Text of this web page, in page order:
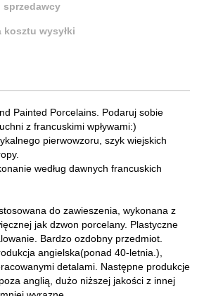
sprzedawcy
kosztu wysyłki
Painted Porcelains. Podaruj sobie
z francuskimi wpływami:)
pierwowzoru, szyk wiejskich
według dawnych francuskich
do zawieszenia, wykonana z
jak dzwon porcelany. Plastyczne
Bardzo ozdobny przedmiot.
angielska(ponad 40-letnia.),
detalami. Następne produkcje
anglią, dużo niższej jakości z innej